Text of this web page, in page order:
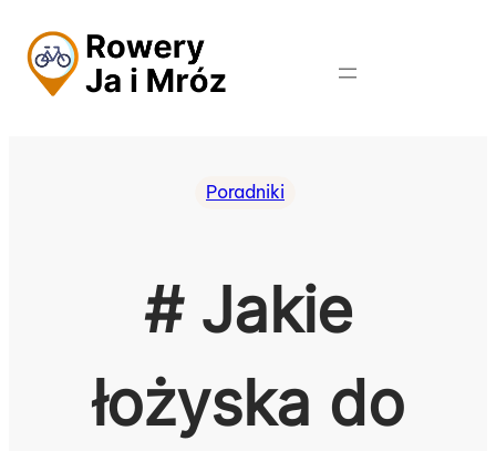
do
treści
Poradniki
# Jakie
łożyska do